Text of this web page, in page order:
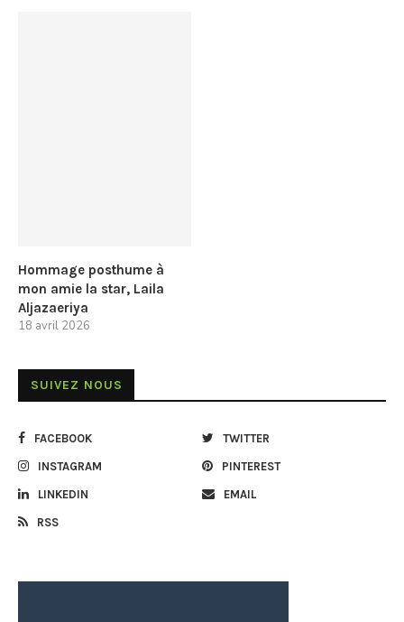
Hommage posthume à
mon amie la star, Laila
Aljazaeriya
18 avril 2026
SUIVEZ NOUS
FACEBOOK TWITTER
INSTAGRAM PINTEREST
LINKEDIN EMAIL
RSS